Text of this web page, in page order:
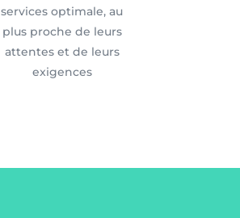
services optimale, au
plus proche de leurs
attentes et de leurs
exigences